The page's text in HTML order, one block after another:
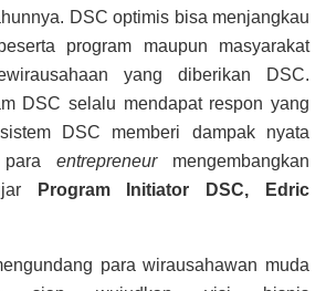
DSC optimis bisa menjangkau
program maupun masyarakat
yang diberikan DSC.
DSC selalu mendapat respon yang
DSC memberi dampak nyata
para entrepreneurmengembangkan
Program Initiator DSC, Edric
para wirausahawan muda